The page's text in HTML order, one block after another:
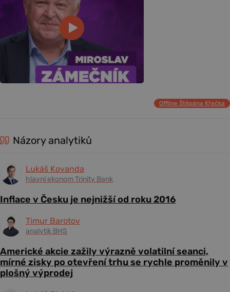
Offline Štěpána Křečka
Názory analytiků
Lukáš Kovanda
hlavní ekonom Trinity Bank
Inflace v Česku je nejnižší od roku 2016
Timur Barotov
analytik BHS
Americké akcie zažily výrazně volatilní seanci,
mírné zisky po otevření trhu se rychle proměnily v
plošný výprodej